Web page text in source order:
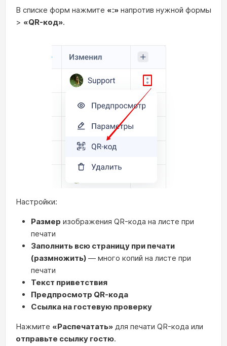
В списке форм нажмите «:» напротив нужной формы
> «QR-код».
Настройки:
Размер изображения QR-кода на листе при
печати
Заполнить всю страницу при печати
(размножить) — много копий на листе при
печати
Текст приветствия
Предпросмотр QR-кода
Ссылка на гостевую проверку
Нажмите «Распечатать» для печати QR-кода или
отправьте ссылку гостю.